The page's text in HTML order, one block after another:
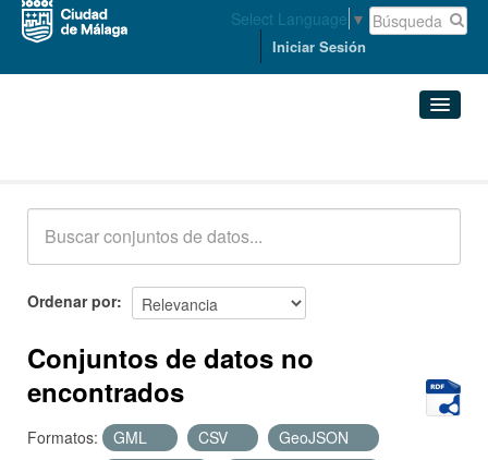
Select Language ▼
Iniciar Sesión
Acerca de
Ordenar por
Conjuntos de datos no
encontrados
Formatos: GML CSV
GeoJSON